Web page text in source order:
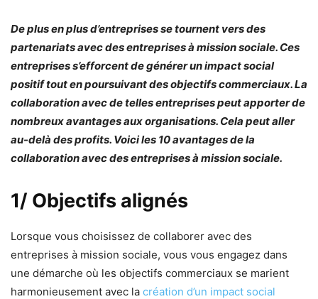
De plus en plus d’entreprises se tournent vers des
partenariats avec des entreprises à mission sociale. Ces
entreprises s’efforcent de générer un impact social
positif tout en poursuivant des objectifs commerciaux. La
collaboration avec de telles entreprises peut apporter de
nombreux avantages aux organisations. Cela peut aller
au-delà des profits. Voici les 10 avantages de la
collaboration avec des entreprises à mission sociale.
1/ Objectifs alignés
Lorsque vous choisissez de collaborer avec des
entreprises à mission sociale, vous vous engagez dans
une démarche où les objectifs commerciaux se marient
harmonieusement avec la création d’un impact social